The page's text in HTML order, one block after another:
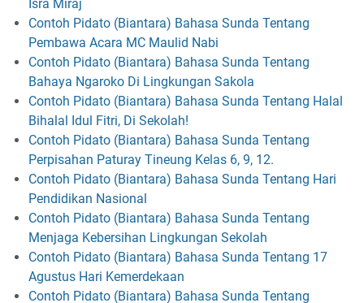
Isra Miraj
Contoh Pidato (Biantara) Bahasa Sunda Tentang
Pembawa Acara MC Maulid Nabi
Contoh Pidato (Biantara) Bahasa Sunda Tentang
Bahaya Ngaroko Di Lingkungan Sakola
Contoh Pidato (Biantara) Bahasa Sunda Tentang Halal
Bihalal Idul Fitri, Di Sekolah!
Contoh Pidato (Biantara) Bahasa Sunda Tentang
Perpisahan Paturay Tineung Kelas 6, 9, 12.
Contoh Pidato (Biantara) Bahasa Sunda Tentang Hari
Pendidikan Nasional
Contoh Pidato (Biantara) Bahasa Sunda Tentang
Menjaga Kebersihan Lingkungan Sekolah
Contoh Pidato (Biantara) Bahasa Sunda Tentang 17
Agustus Hari Kemerdekaan
Contoh Pidato (Biantara) Bahasa Sunda Tentang